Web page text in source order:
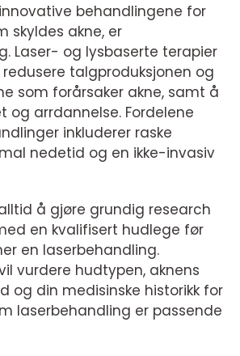
behandlingene for
skyldes akne, er
Laser- og lysbaserte terapier
talgproduksjonen og
som forårsaker akne, samt å
og arrdannelse. Fordelene
inkluderer raske
nedetid og en ikke-invasiv
å gjøre grundig research
en kvalifisert hudlege før
en laserbehandling.
vurdere hudtypen, aknens
og din medisinske historikk for
laserbehandling er passende